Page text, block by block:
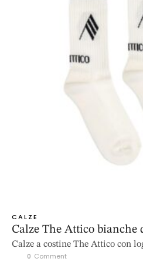
CALZE
Calze The Attico bianche
Calze a costine The Attico con
0 Comment